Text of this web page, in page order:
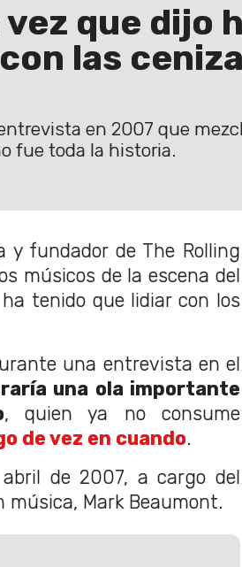
que dijo
las
en 2007 que
fue toda la historia.
y fundador de The Rolling
músicos de la escena del
tenido que lidiar con los
una entrevista en el
una ola importante
, quien ya no consume
de vez en cuando.
de 2007, a cargo del
música, Mark Beaumont.